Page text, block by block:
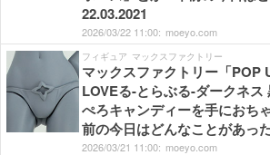
22.03.2021
2026/03/22 11:00: moeyo.com
フィギュア マックスファクトリー
マックスファクトリー「POP
LOVEる-とらぶる-ダークネス
ぺろキャンディーを手におち
前の今日はどんなことがあっ
2026/03/21 11:00: moeyo.com